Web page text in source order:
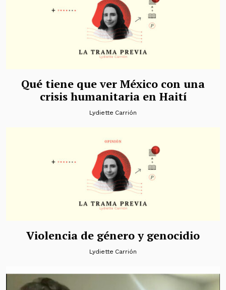
Qué tiene que ver México con una
crisis humanitaria en Haití
Lydiette Carrión
Violencia de género y genocidio
Lydiette Carrión